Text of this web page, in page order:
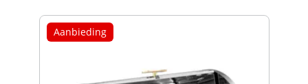
Aanbieding